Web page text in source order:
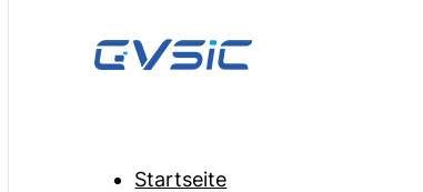
Startseite